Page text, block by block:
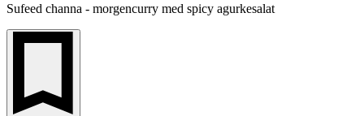
Sufeed channa - morgencurry med spicy agurkesalat